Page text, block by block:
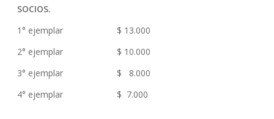
SOCIOS.
1° ejemplar $ 13.000
2° ejemplar $ 10.000
3° ejemplar $ 8.000
4° ejemplar $ 7.000